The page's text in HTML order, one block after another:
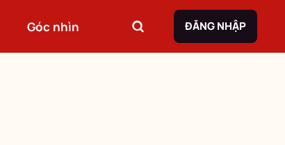
Góc nhìn ĐĂNG NHẬP